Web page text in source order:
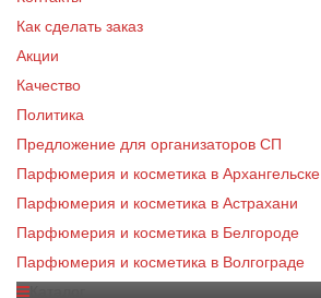
Как сделать заказ
Акции
Качество
Политика
Предложение для организаторов СП
Парфюмерия и косметика в Архангельске
Парфюмерия и косметика в Астрахани
Парфюмерия и косметика в Белгороде
Парфюмерия и косметика в Волгограде